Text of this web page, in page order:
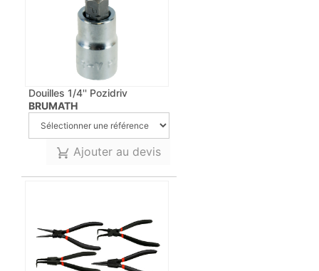
Douilles 1/4'' Pozidriv
BRUMATH
Ajouter au devis